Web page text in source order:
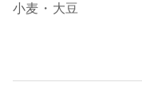
小麦・大豆